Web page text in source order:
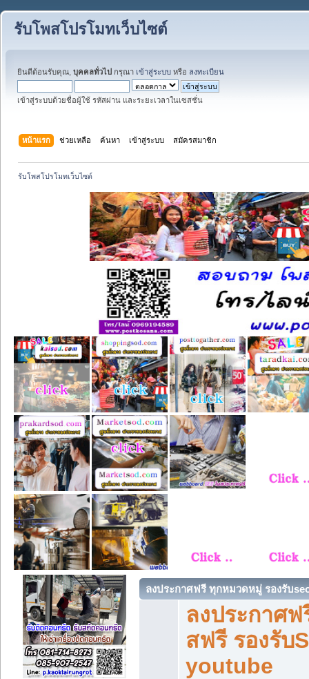
รับโพสโปรโมทเว็บไซต์
ยินดีต้อนรับคุณ, บุคคลทั่วไป กรุณา เข้าสู่ระบบ หรือ ลงทะเบียน
เข้าสู่ระบบด้วยชื่อผู้ใช้ รหัสผ่าน และระยะเวลาในเซสชั่น
หน้าแรก ช่วยเหลือ ค้นหา เข้าสู่ระบบ สมัครสมาชิก
รับโพสโปรโมทเว็บไซต์
ลงประกาศฟรี ทุกหมวดหมู่ รองรับ
ลงประกาศ
สฟรี รองรับ
youtube